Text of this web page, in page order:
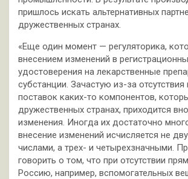
пришлось искать альтернативных
дружественных странах.
«Еще один момент — регуляторика,
внесением изменений в
удостоверения на лекарственные
субстанции. Зачастую из-за
поставок каких-то компонентов,
дружественных странах, приходится
изменения. Иногда их достаточно
внесение изменений исчисляется не
числами, а трех- и четырехзначными.
говорить о том, что при отсутствии
Россию, например, вспомогательных